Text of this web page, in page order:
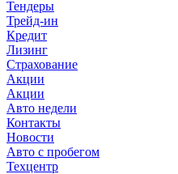
Тендеры
Трейд-ин
Кредит
Лизинг
Страхование
Акции
Акции
Авто недели
Контакты
Новости
Авто с пробегом
Техцентр